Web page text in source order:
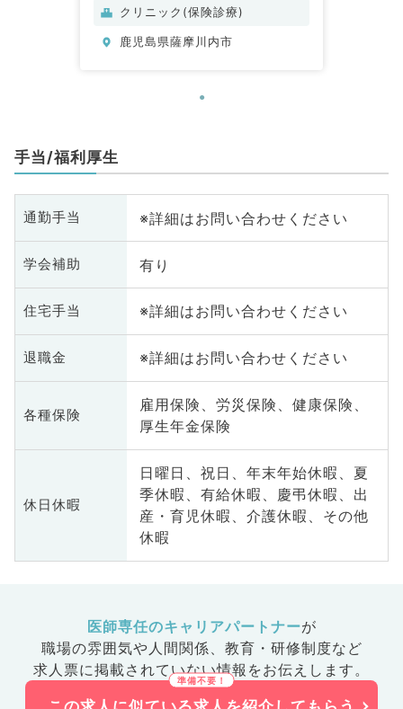
クリニック(保険診療)
鹿児島県薩摩川内市
手当/福利厚生
通勤手当 ※詳細はお問い合わせください
学会補助 有り
住宅手当 ※詳細はお問い合わせください
退職金 ※詳細はお問い合わせください
各種保険
雇用保険、労災保険、健康保険、
厚生年金保険
休日休暇
日曜日、祝日、年末年始休暇、夏
季休暇、有給休暇、慶弔休暇、出
産・育児休暇、介護休暇、その他
休暇
医師専任のキャリアパートナーが
職場の雰囲気や人間関係、 教育・研修制度など
求人票に掲載されていない情報をお伝えします。